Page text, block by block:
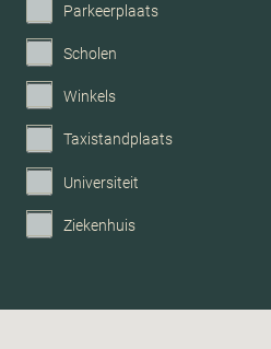
Parkeerplaats
Scholen
Winkels
Taxistandplaats
Universiteit
Ziekenhuis